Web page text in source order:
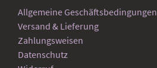
Allgemeine Geschäftsbedingungen
Versand & Lieferung
Zahlungsweisen
Datenschutz